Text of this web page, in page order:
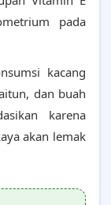
pada
kacang
dan buah
karena
akan lemak